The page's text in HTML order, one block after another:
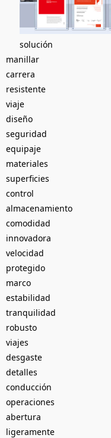
solución
manillar
carrera
resistente
viaje
diseño
seguridad
equipaje
materiales
superficies
control
almacenamiento
comodidad
innovadora
velocidad
protegido
marco
estabilidad
tranquilidad
robusto
viajes
desgaste
detalles
conducción
operaciones
abertura
ligeramente